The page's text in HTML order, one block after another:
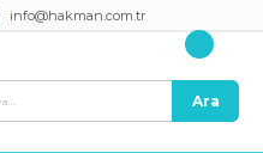
info@hakman.com.tr
Ara